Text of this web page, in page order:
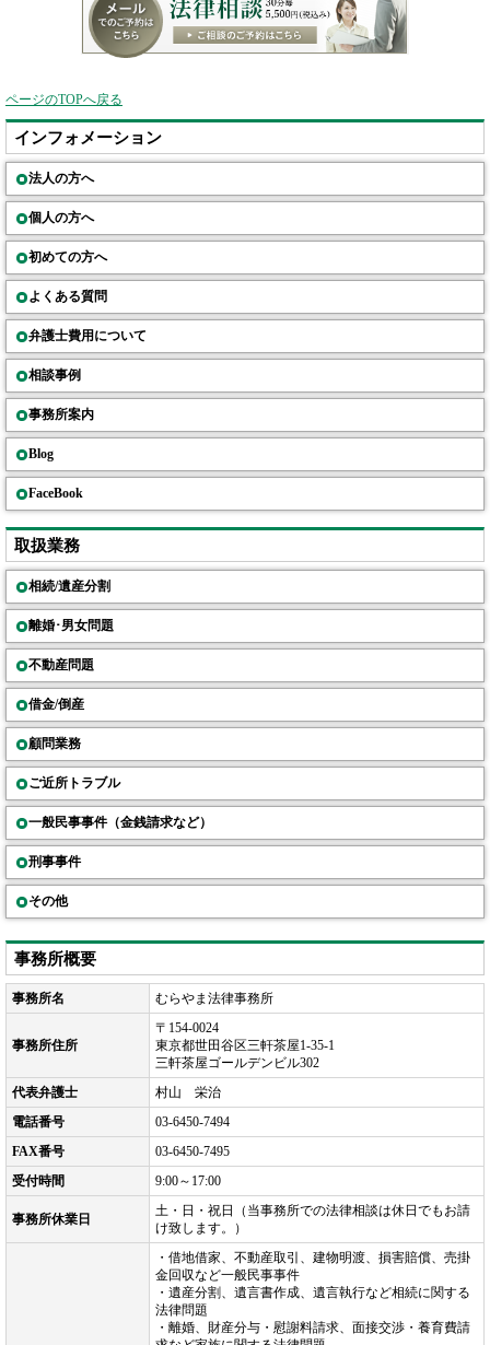
ページのTOPへ戻る
インフォメーション
法人の方へ
個人の方へ
初めての方へ
よくある質問
弁護士費用について
相談事例
事務所案内
Blog
FaceBook
取扱業務
相続/遺産分割
離婚･男女問題
不動産問題
借金/倒産
顧問業務
ご近所トラブル
一般民事事件（金銭請求など）
刑事事件
その他
事務所概要
事務所名 むらやま法律事務所
事務所住所
〒154-0024
東京都世田谷区三軒茶屋1-35-1
三軒茶屋ゴールデンビル302
代表弁護士
村山 栄治
電話番号
03-6450-7494
FAX番号
03-6450-7495
受付時間
9:00～17:00
事務所休業日
土・日・祝日（当事務所での法律相談は休日でもお請
け致します。）
・借地借家、不動産取引、建物明渡、損害賠償、売掛
金回収など一般民事事件
・遺産分割、遺言書作成、遺言執行など相続に関する
法律問題
・離婚、財産分与・慰謝料請求、面接交渉・養育費請